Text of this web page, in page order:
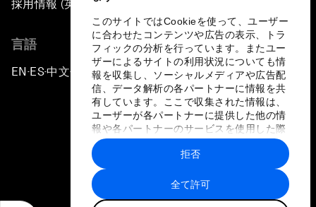
このサイトではCookieを使って、ユーザー
に合わせたコンテンツや広告の表示、トラ
フィックの分析を行っています。またユー
ザーによるサイトの利用状況についても情
報を収集し、ソーシャルメディアや広告配
信、データ解析の各パートナーに情報を共
有しています。ここで収集された情報は、
ユーザーが各パートナーに提供した他の情
報や各パートナーのサービスを使用した際
に収集された情報と組み合わされ、各パー
トナーによって使用されることがありま
す。
全て許可
拒否
採用情報 (英語のみ)
言語
EN ▪ES▪中文▪ 日本語
プライバシーポリシーと利用規約
サイトマップ